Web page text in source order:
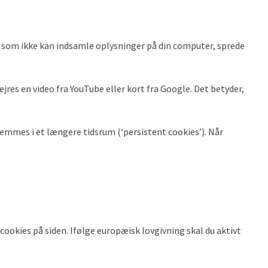
ikke kan indsamle oplysninger på din computer, sprede
en video fra YouTube eller kort fra Google. Det betyder,
i et længere tidsrum (‘persistent cookies’). Når
på siden. Ifølge europæisk lovgivning skal du aktivt